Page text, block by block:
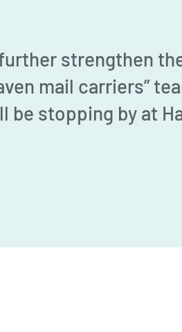
strengthen
mail carriers”
stopping by at